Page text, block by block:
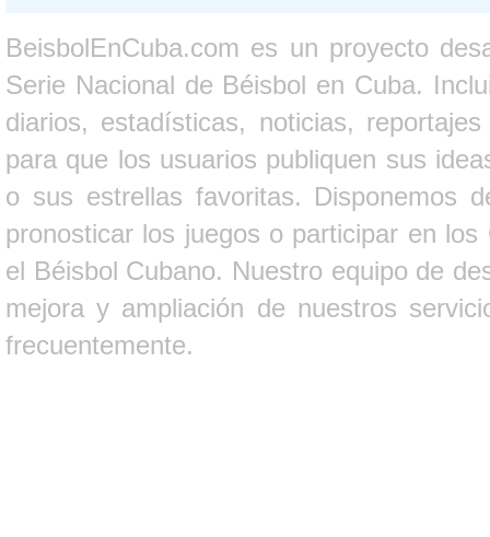
BeisbolEnCuba.com es un proyecto
Serie Nacional de Béisbol en Cuba.
diarios, estadísticas, noticias,
para que los usuarios publiquen sus
o sus estrellas favoritas. Disponemos
pronosticar los juegos o participar en
el Béisbol Cubano. Nuestro equipo de
mejora y ampliación de nuestros
frecuentemente.